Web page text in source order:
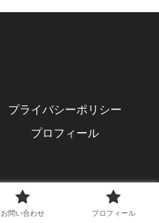
プライバシーポリシー
プロフィール
お問い合わせ プロフィール